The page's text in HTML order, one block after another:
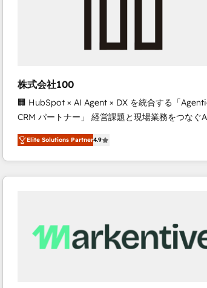
株式会社100
🏢 HubSpot × AI Agent × DX を統合する「
CRM パートナー」 経営課題と現場業務をつなぐAIネイ
ティブ・エージェンシーとして、HubSpot Eliteの
力で顧客フロント業務を再設計します。 💡 100inc は何
をする会社か？ HubSpotを共通基盤に、AIエー
トを組み込んだ顧客フロント業務（マーケティン
を、CRMを軸とした全社共通基盤に再構築します
思決定者・PMO・現場担当者に並走します。 1️⃣
Elite Solutions Partner4.9